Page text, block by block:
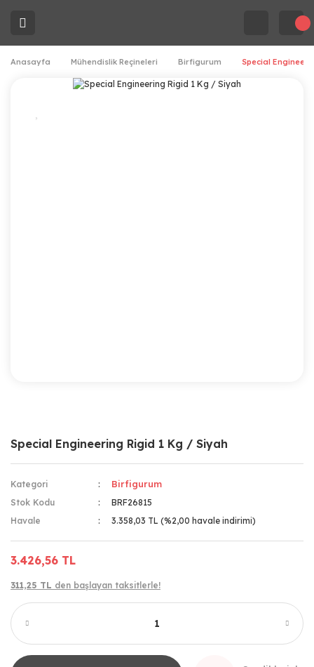
Anasayfa Mühendislik Reçineleri Birfigurum Special
Special Engineering Rigid 1 Kg / Siyah
Kategori Birfigurum
Stok Kodu
BRF26815
Havale
3.358,03 TL (%2,00 havale indirimi)
3.426,56 TL
311,25 TL den başlayan taksitlerle!